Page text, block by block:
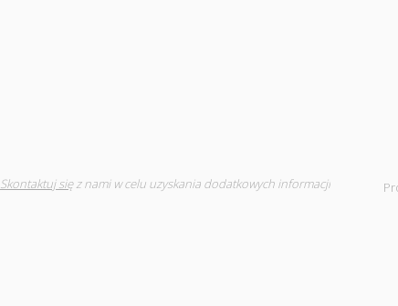
Skontaktuj sięz nami w celu uzyskania dodatkowych informacji